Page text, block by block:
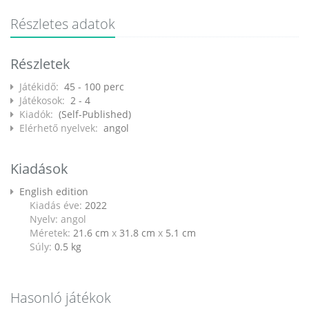
Részletes adatok
Részletek
Játékidő: 45 - 100 perc
Játékosok: 2 - 4
Kiadók: (Self-Published)
Elérhető nyelvek: angol
Kiadások
English edition
Kiadás éve: 2022
Nyelv: angol
Méretek: 21.6 cm x 31.8 cm x 5.1 cm
Súly: 0.5 kg
Hasonló játékok